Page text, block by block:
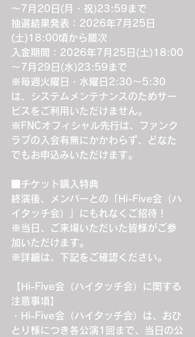
～7月20日(月・祝)23:59まで
抽選結果発表：2026年7月25日
(土)18:00頃から順次
入金期間：2026年7月25日(土)18:00
～7月29日(水)23:59まで
※毎週火曜日・水曜日2:30～5:30
は、システムメンテナンスのためサー
ビスをご利用いただけません。
※FNCオフィシャル先行は、ファンク
ラブの入会有無にかかわらず、どなた
でもお申込みいただけます。
■チケット購入特典
終演後、メンバーとの「Hi-Five会（ハ
イタッチ会）」にもれなくご招待！
※当日、ご来場いただいた皆様がご参
加いただけます。
※詳細は、下記をご確認ください。
【Hi-Five会（ハイタッチ会）に関する
注意事項】
・Hi-Five会（ハイタッチ会）は、おひ
とり様につき各公演1回まで、当日の公